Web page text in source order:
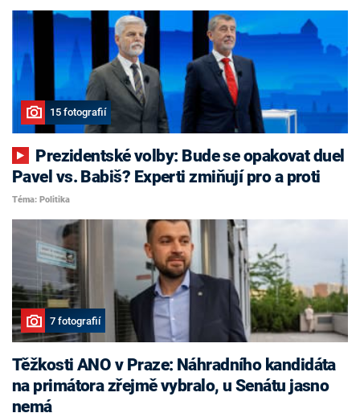
15 fotografií
Pavel vs. Babiš? Experti zmiňují pro a proti
Téma: Politika
7 fotografií
Těžkosti ANO v Praze: Náhradního kandidáta
na primátora zřejmě vybralo, u Senátu jasno
nemá